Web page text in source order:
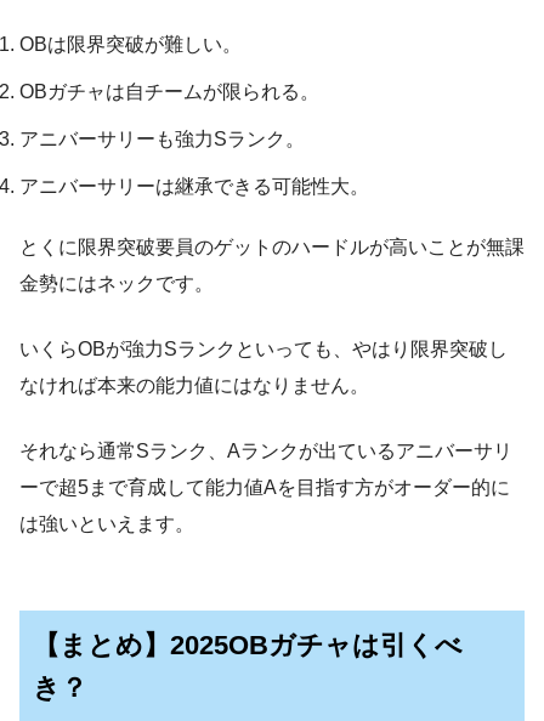
OBは限界突破が難しい。
OBガチャは自チームが限られる。
アニバーサリーも強力Sランク。
アニバーサリーは継承できる可能性大。
とくに限界突破要員のゲットのハードルが高いことが無課
金勢にはネックです。
いくらOBが強力Sランクといっても、やはり限界突破し
なければ本来の能力値にはなりません。
それなら通常Sランク、Aランクが出ているアニバーサリ
ーで超5まで育成して能力値Aを目指す方がオーダー的に
は強いといえます。
【まとめ】2025OBガチャは引くべ
き？